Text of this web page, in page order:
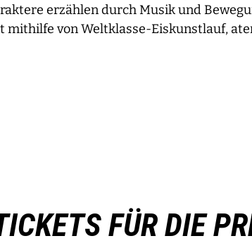
erzählen durch Musik und
von Weltklasse-Eiskunstlauf,
FÜR DIE